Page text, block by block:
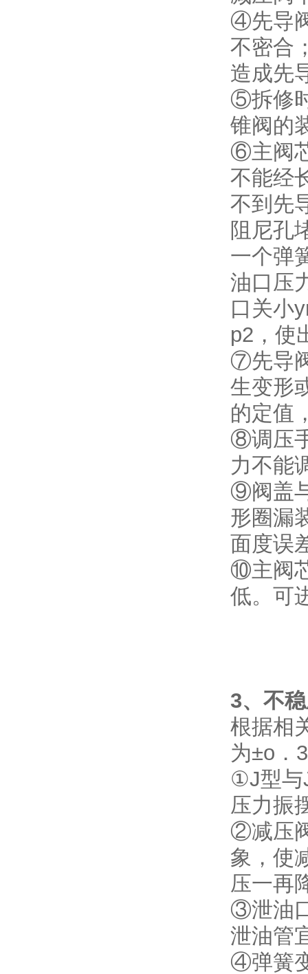
④先导
不密合
造成先
⑤拆修
锥阀的
⑥主阀
不能经
不到先
阻尼孔
一个弹
油口压
口关小
p2，使
⑦先导
生变形
的定值
⑧调压
力不能
⑨阀盖
形圈漏
面度误
⑩主阀
低。可
3、不
根据相
为±o．
①J型与
压力振
②减压
象，使
压一再
③泄油
泄油管
④弹簧